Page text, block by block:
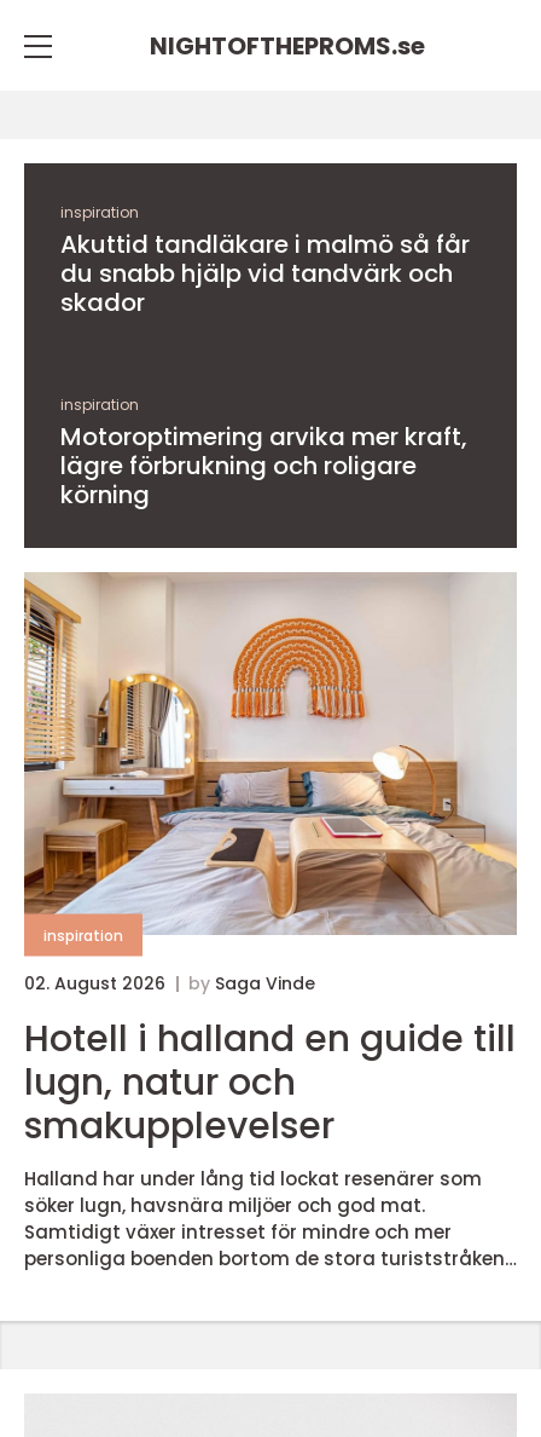
NIGHTOFTHEPROMS.se
inspiration
Akuttid tandläkare i malmö så får
du snabb hjälp vid tandvärk och
skador
inspiration
Motoroptimering arvika mer kraft,
lägre förbrukning och roligare
körning
inspiration
02. August 2026 by Saga Vinde
Hotell i halland en guide till
lugn, natur och
smakupplevelser
Halland har under lång tid lockat resenärer som
söker lugn, havsnära miljöer och god mat.
Samtidigt växer intresset för mindre och mer
personliga boenden bortom de stora turiststråken.
upplevelser du kan förvänta dig och hur du hittar